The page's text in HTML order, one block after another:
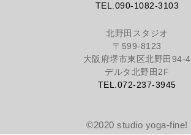
TEL.090-1082-3103
北野田スタジオ
〒599-8123
大阪府堺市東区北野田94-4
デルタ北野田2F
TEL.072-237-3945
©2020 studio yoga-fine!